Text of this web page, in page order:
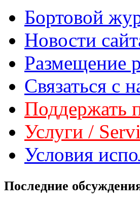
Бортовой
Новости
Размещение
Связаться с
Поддержать
Услуги /
Условия
Последние